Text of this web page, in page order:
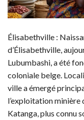
Élisabethville :
d’Élisabethville,
Lubumbashi, a été
coloniale belge.
ville a émergé
l’exploitation minière
Katanga, plus connu